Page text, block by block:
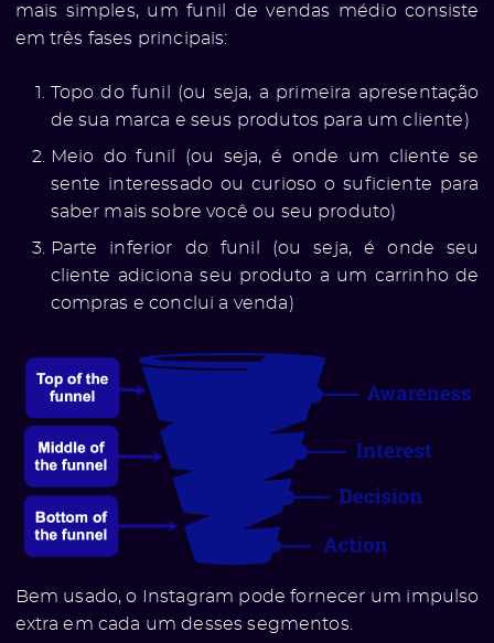
mais simples, um funil de vendas médio consiste
em três fases principais:
Topo do funil (ou seja, a primeira apresentação
de sua marca e seus produtos para um cliente)
Meio do funil (ou seja, é onde um cliente se
sente interessado ou curioso o suficiente para
saber mais sobre você ou seu produto)
Parte inferior do funil (ou seja, é onde seu
cliente adiciona seu produto a um carrinho de
compras e conclui a venda)
Bem usado, o Instagram pode fornecer um impulso
extra em cada um desses segmentos.